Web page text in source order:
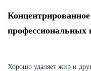
профессиональных
Хорошо удаляет жир и